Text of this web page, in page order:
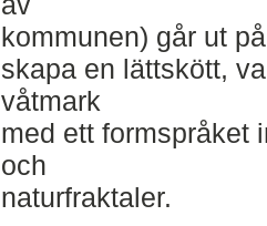
kommunen) går ut
skapa en lättskött,
våtmark
med ett formspråket
och
naturfraktaler.